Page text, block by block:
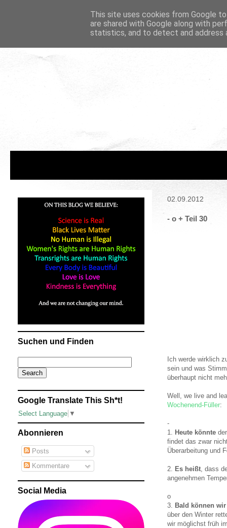
02.09.2012
- o + Teil 30
Ich werde wirklich
sein und was
überhaupt nicht
Well, we live and
Wochenend-Füller:
-
1. Heute könnte
findet das zwar
Überarbeitung und
2. Es heißt, dass
angenehmen
o
3. Bald können wir
über den Winter
wir möglichst früh
Suchen und Finden
Google Translate This Sh*t!
Select Language ▼
Abonnieren
Posts
Kommentare
Social Media
This site uses cookies from Google
are shared with Google along with
statistics, and to detect and address